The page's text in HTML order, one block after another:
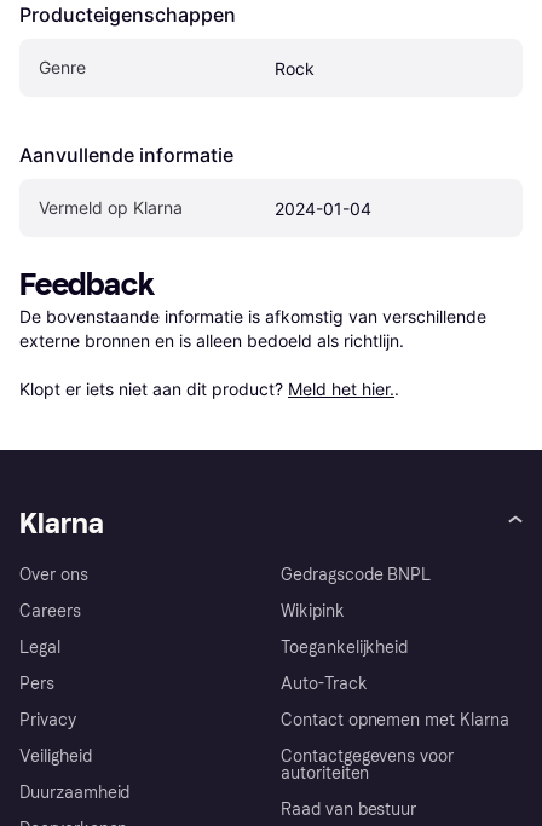
Producteigenschappen
Genre Rock
Aanvullende informatie
Vermeld op Klarna 2024-01-04
Feedback
De bovenstaande informatie is afkomstig van verschillende
externe bronnen en is alleen bedoeld als richtlijn.
Klopt er iets niet aan dit product? Meld het hier..
Klarna
Over ons
Careers
Legal
Pers
Privacy
Veiligheid
Duurzaamheid
Gedragscode BNPL
Wikipink
Toegankelijkheid
Auto-Track
Contact opnemen met Klarna
Contactgegevens voor
autoriteiten
Raad van bestuur